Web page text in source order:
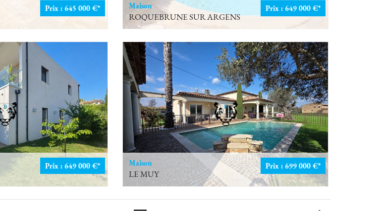
Prix : 645 000 €* Maison
ROQUEBRUNE SUR ARGENS
Prix : 649 000 €*
Prix : 649 000 €* Maison
LE MUY
Prix : 699 000 €*